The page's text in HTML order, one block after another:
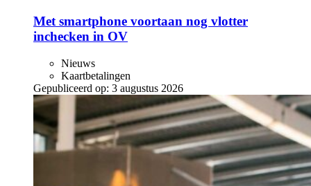
Met smartphone voortaan nog vlotter
inchecken in OV
Nieuws
Kaartbetalingen
Gepubliceerd op: 3 augustus 2026